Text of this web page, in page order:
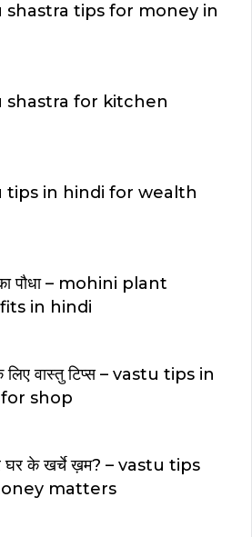
shastra tips for money in
shastra for kitchen
tips in hindi for wealth
का पौधा – mohini plant
in hindi
लिए वास्तु टिप्स – vastu tips in
shop
के खर्चे ख़म? – vastu tips
matters